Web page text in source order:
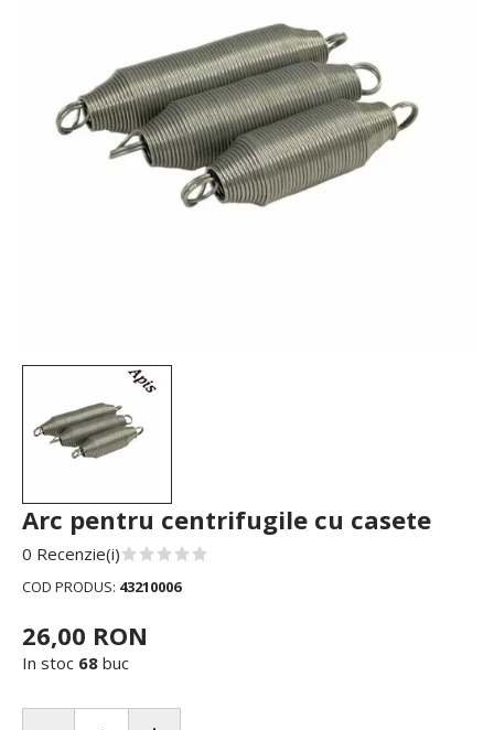
Arc pentru centrifugile cu casete
0 Recenzie(i)
COD PRODUS: 43210006
26,00 RON
In stoc 68 buc